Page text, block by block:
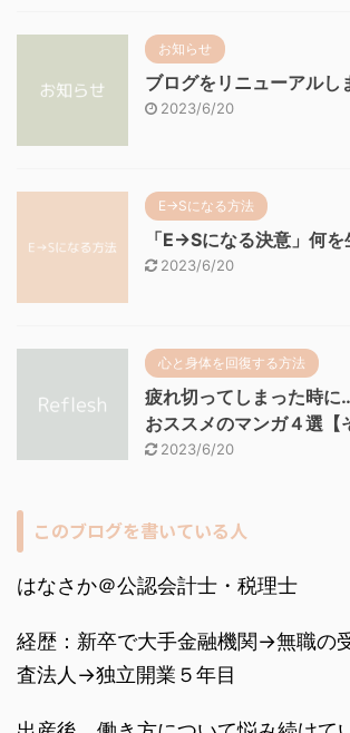
お知らせ
ブログをリニューアルし
2023/6/20
E→Sになる方法
「E→Sになる決意」何
2023/6/20
心と身体を回復する方法
疲れ切ってしまった時に
おススメのマンガ４選【
2023/6/20
このブログを書いている人
はなさか＠公認会計士・税理士
経歴：新卒で大手金融機関→無職の
査法人→独立開業５年目